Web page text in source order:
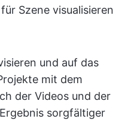
Szene visualisieren
und auf das
mit dem
der Videos und der
sorgfältiger